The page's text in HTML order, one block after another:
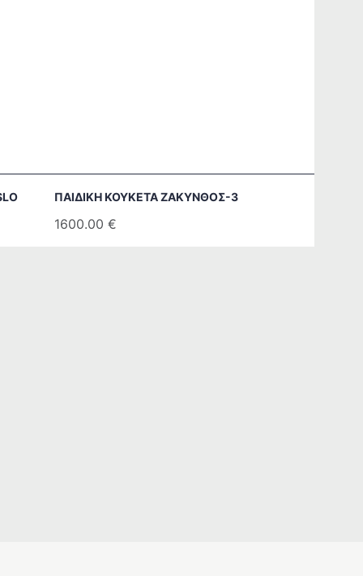
ΠΑΙΔΙΚΉ ΚΟΥΚΈΤΑ ΖΆΚΥΝΘΟΣ-3
1600.00 €